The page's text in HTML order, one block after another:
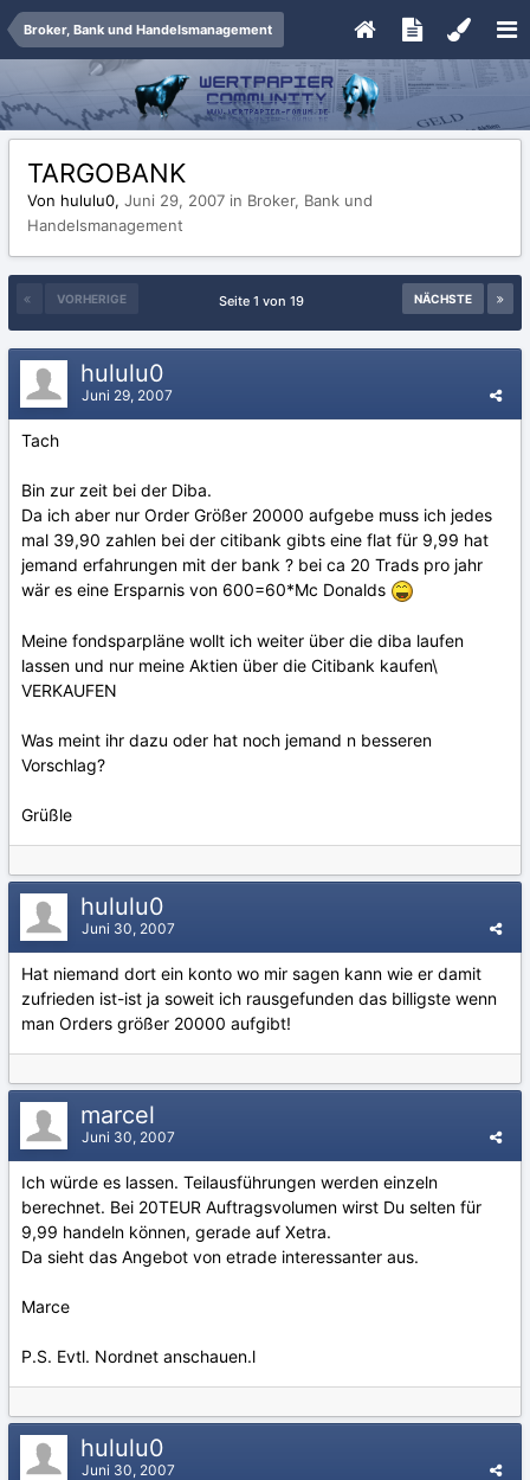
Broker, Bank und Handelsmanagement
TARGOBANK
Von hululu0, Juni 29, 2007 in Broker, Bank und
Handelsmanagement
VORHERIGE NÄCHSTE
Seite 1 von 19
hululu0
Juni 29, 2007
Tach
Bin zur zeit bei der Diba.
Da ich aber nur Order Größer 20000 aufgebe muss ich jedes
mal 39,90 zahlen bei der citibank gibts eine flat für 9,99 hat
jemand erfahrungen mit der bank ? bei ca 20 Trads pro jahr
wär es eine Ersparnis von 600=60*Mc Donalds
Meine fondsparpläne wollt ich weiter über die diba laufen
lassen und nur meine Aktien über die Citibank kaufen\
VERKAUFEN
Was meint ihr dazu oder hat noch jemand n besseren
Vorschlag?
Grüßle
hululu0
Juni 30, 2007
Hat niemand dort ein konto wo mir sagen kann wie er damit
zufrieden ist-ist ja soweit ich rausgefunden das billigste wenn
man Orders größer 20000 aufgibt!
marcel
Juni 30, 2007
Ich würde es lassen. Teilausführungen werden einzeln
berechnet. Bei 20TEUR Auftragsvolumen wirst Du selten für
9,99 handeln können, gerade auf Xetra.
Da sieht das Angebot von etrade interessanter aus.
Marce
P.S. Evtl. Nordnet anschauen.l
hululu0
Juni 30, 2007